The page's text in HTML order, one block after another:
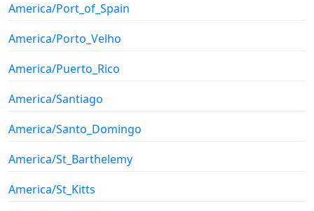
America/Port_of_Spain
America/Porto_Velho
America/Puerto_Rico
America/Santiago
America/Santo_Domingo
America/St_Barthelemy
America/St_Kitts